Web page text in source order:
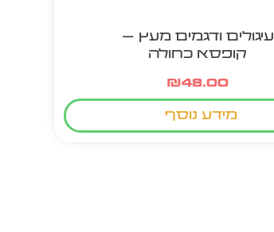
עיגולים ודגמים מעץ –
קופסא כחולה
₪48.00
מידע נוסף